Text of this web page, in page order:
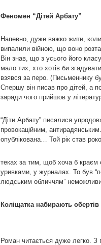
Феномен “Дітей Арбату”
Напевно, дуже важко жити,
випалили війною, що воно
Він знав, що з усього його
мало тих, хто хотів би
взявся за перо. (Письменнику
Спершу він писав про дітей, а
заради чого прийшов у
“Діти Арбату” писалися
провокаційним,
опублікована… Той рік став
теках за тим, щоб хоча б краєм
уривками, у журналах. То був
людським обличчям”
Коліщатка набирають обертів
Роман читається дуже легко. З